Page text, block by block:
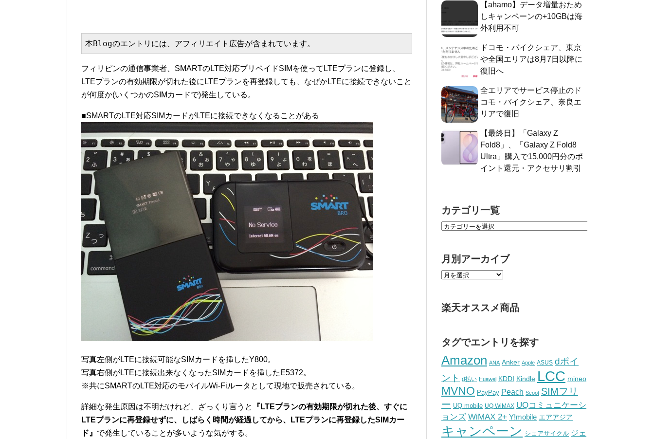
本Blogのエントリには、アフィリエイト広告が含まれています。
フィリピンの通信事業者、SMARTのLTE対応プリペイドSIMを使ってLTEプランに登録し、
LTEプランの有効期限が切れた後にLTEプランを再登録しても、なぜかLTEに接続できないこと
が何度か(いくつかのSIMカードで)発生している。
■SMARTのLTE対応SIMカードがLTEに接続できなくなることがある
写真左側がLTEに接続可能なSIMカードを挿したY800。
写真右側がLTEに接続出来なくなったSIMカードを挿したE5372。
※共にSMARTのLTE対応のモバイルWi-Fiルータとして現地で販売されている。
詳細な発生原因は不明だけれど、ざっくり言うと
『LTEプランの有効期限が切れた後、すぐに
LTEプランに再登録せずに、しばらく時間が経過してから、LTEプランに再登録したSIMカー
ド』 で発生していることが多いような気がする。
【ahamo】データ増量おため
しキャンペーンの+10GBは海
外利用不可
ドコモ・バイクシェア、東京
や全国エリアは8月7日以降に
復旧へ
全エリアでサービス停止のド
コモ・バイクシェア、奈良エ
リアで復旧
【最終日】「Galaxy Z
Fold8」、「Galaxy Z Fold8
Ultra」購入で15,000円分のポ
イント還元・アクセサリ割引
カテゴリ一覧
月別アーカイブ
楽天オススメ商品
タグでエントリを探す
Amazon ANA Anker Apple ASUS dポイ
ント
d払い Huawei KDDI Kindle LCC mineo
MVNO PayPay Peach Scoot SIMフリ
ー UQ mobile UQ WiMAX UQコミュニケーシ
ョンズ WiMAX 2+ Y!mobile エアアジア
キャンペーン シェアサイクル ジェ